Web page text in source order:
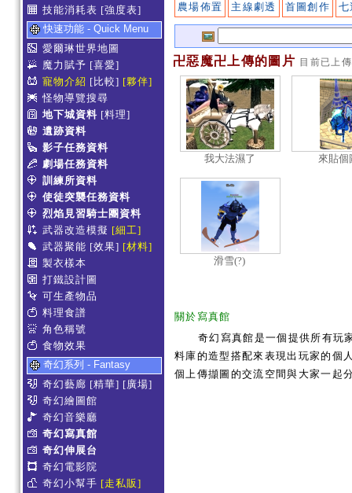
技能消耗表 [強度表]
快速功能 - Quick Menu
愛爾琳世界地圖
魔力賦予 [喜愛]
寵物介紹 [比較] [夥伴]
怪物導覽搜尋
地下城資料 [料理]
遺跡資料
影子任務資料
劇場任務資料
訓練所資料
使徒突襲任務資料
烈焰見習騎士團資料
武器改造模擬 [細工]
武器聚能 [效果] [材料]
製衣樣本
打鐵設計圖
可生產物品
料理食譜
角色稱號
食物效果
奇幻系列 - Fantasy
奇幻藝廊 [精華] [廣場]
奇幻繪圖館
奇幻音樂廳
奇幻寫真館
奇幻伸展台
奇幻電影院
奇幻小幫手 [走私販]
農場佈置
主線劇透 首圖創作 七
卍惡魔卍上傳的圖片 目前已上
我大法濕了 來貼個
滑雪(?)
關於寫真館
奇幻寫真館是一個提供所有玩
料庫的造型搭配來表現出玩家的個
個上傳擷圖的交流空間與大家一起